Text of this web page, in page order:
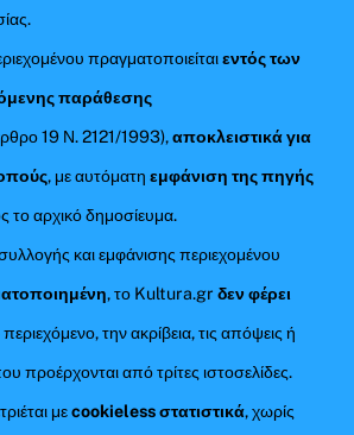
πραγματοποιείταιεντός των
παράθεσης
19 Ν. 2121/1993),αποκλειστικά για
, με αυτόματηεμφάνιση της πηγής
το αρχικό δημοσίευμα.
και εμφάνισης περιεχομένου
, το Kultura.grδεν φέρει
περιεχόμενο, την ακρίβεια, τις απόψεις ή
προέρχονται από τρίτες ιστοσελίδες.
μεcookieless στατιστικά, χωρίς